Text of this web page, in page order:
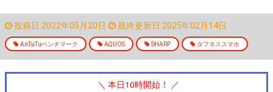
投稿日:2022年05月20日 最終更新日:2025年02月14日
AnTuTuベンチマーク AQUOS SHARP タフネススマホ
＼ 本日10時開始！ ／